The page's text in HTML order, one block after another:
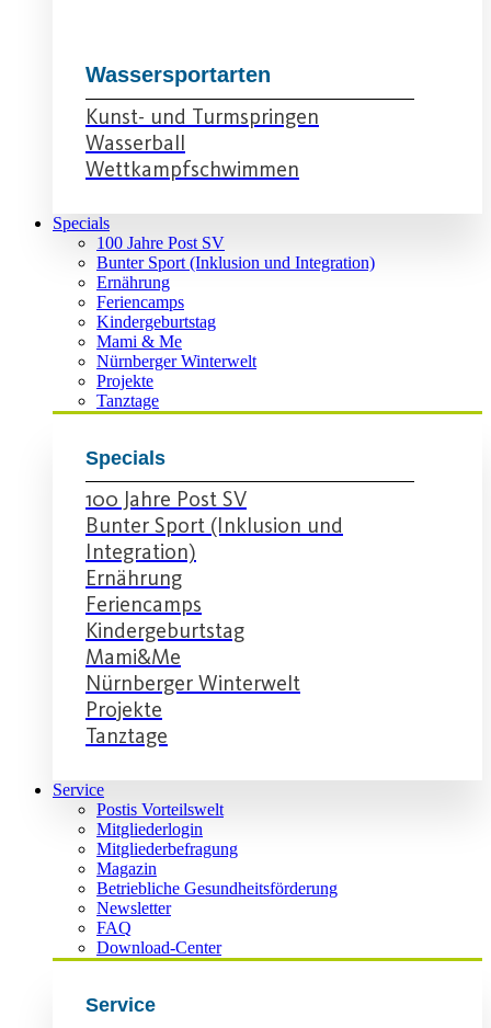
Wassersportarten
Kunst- und Turmspringen
Wasserball
Wettkampfschwimmen
Specials
100 Jahre Post SV
Bunter Sport (Inklusion und Integration)
Ernährung
Feriencamps
Kindergeburtstag
Mami & Me
Nürnberger Winterwelt
Projekte
Tanztage
Specials
100 Jahre Post SV
Bunter Sport (Inklusion und
Integration)
Ernährung
Feriencamps
Kindergeburtstag
Mami&Me
Nürnberger Winterwelt
Projekte
Tanztage
Service
Postis Vorteilswelt
Mitgliederlogin
Mitgliederbefragung
Magazin
Betriebliche Gesundheitsförderung
Newsletter
FAQ
Download-Center
Service